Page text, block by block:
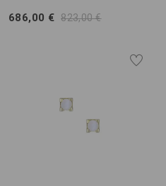
686,00 € 823,00 €